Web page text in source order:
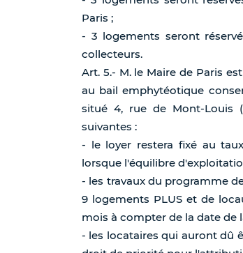
Paris ;
- 3 logements seront
collecteurs.
Art. 5.- M. le Maire de Paris
au bail emphytéotique
situé 4, rue de Mont-Louis
suivantes :
- le loyer restera fixé au
lorsque l'équilibre
- les travaux du programme
9 logements PLUS et de
mois à compter de la date de
- les locataires qui auront dû